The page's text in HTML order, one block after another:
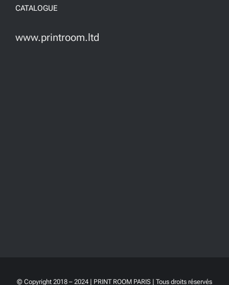
CATALOGUE
www.printroom.ltd
© Copyright 2018 – 2024 | PRINT ROOM PARIS | Tous droits réservés